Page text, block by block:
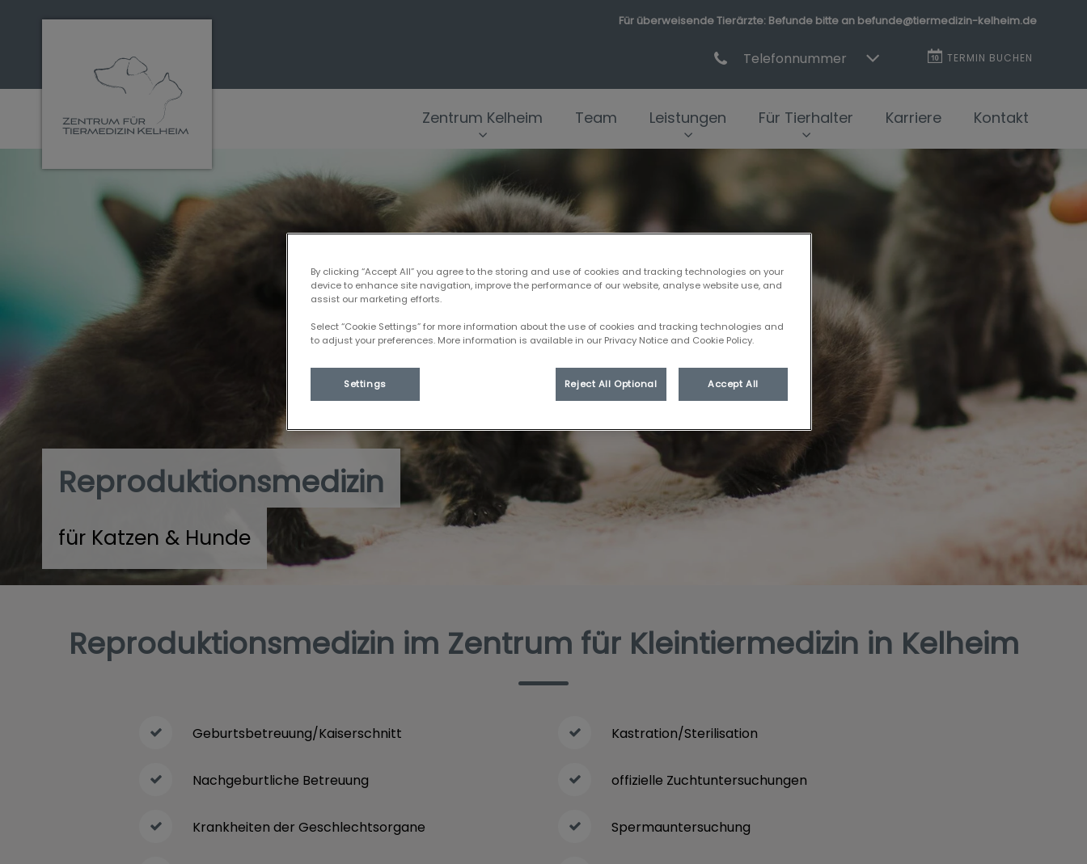
Für überweisende Tierärzte: Befunde bitte an befunde@tiermedizin-kelheim.de
Homepage Tiermedizin Kelheim
Telefonnummer TERMIN BUCHEN
Zentrum Kelheim Team Leistungen Für Tierhalter Karriere Kontakt
Reproduktionsmedizin
für Katzen & Hunde
Reproduktionsmedizin im Zentrum für Kleintiermedizin in Kelheim
Geburtsbetreuung/Kaiserschnitt Kastration/Sterilisation
Nachgeburtliche Betreuung offizielle Zuchtuntersuchungen
Krankheiten der Geschlechtsorgane Spermauntersuchung
By clicking “Accept All” you agree to the storing and use of cookies and tracking technologies on your
device to enhance site navigation, improve the performance of our website, analyse website use, and
assist our marketing efforts.
Select “Cookie Settings” for more information about the use of cookies and tracking technologies and
to adjust your preferences. More information is available in our Privacy Notice and Cookie Policy.
Settings Reject All Optional Accept All